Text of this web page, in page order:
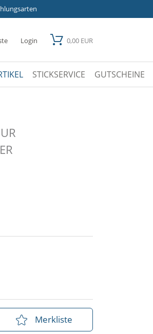
Login 0,00 EUR
STICKSERVICE GUTSCHEINE
Merkliste